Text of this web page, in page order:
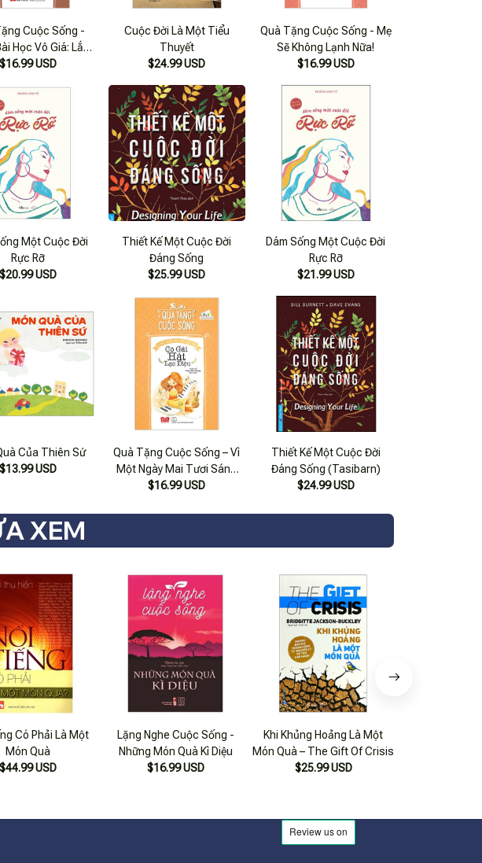
Cuộc Sống -
Học Vô Giá: Lắng
Nhận Một Viên
$16.99 USD
Cuộc Đời Là Một Tiểu
Thuyết
$24.99 USD
Quà Tặng Cuộc Sống - Mẹ
Sẽ Không Lạnh Nữa!
$16.99 USD
Một Cuộc Đời
Rực Rỡ
$20.99 USD
Thiết Kế Một Cuộc Đời
Đáng Sống
$25.99 USD
Dám Sống Một Cuộc Đời
Rực Rỡ
$21.99 USD
Của Thiên Sứ
$13.99 USD
Quà Tặng Cuộc Sống – Vì
Một Ngày Mai Tươi Sáng
Hơn – Cô Gái Hát Lạc Điệu
$16.99 USD
Thiết Kế Một Cuộc Đời
Đáng Sống (Tasibarn)
$24.99 USD
XEM
Có Phải Là Một
Món Quà
$44.99 USD
Lặng Nghe Cuộc Sống -
Những Món Quà Kì Diệu
$16.99 USD
Khi Khủng Hoảng Là Một
Món Quà – The Gift Of Crisis
$25.99 USD